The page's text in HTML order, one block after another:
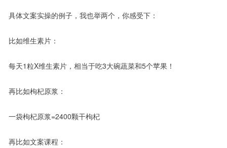
具体文案实操的例子，我也举两个，你感受下：
比如维生素片：
每天1粒X维生素片，相当于吃3大碗蔬菜和5个苹果！
再比如枸杞原浆：
一袋枸杞原浆=2400颗干枸杞
再比如文案课程：